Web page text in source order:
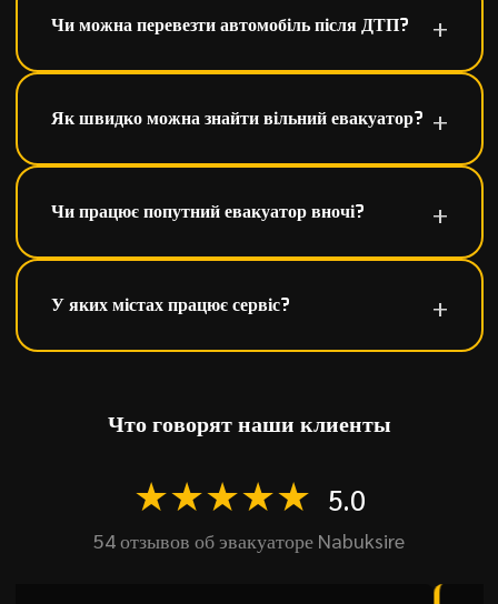
Чи можна перевезти автомобіль після ДТП?
Як швидко можна знайти вільний евакуатор?
Чи працює попутний евакуатор вночі?
У яких містах працює сервіс?
Что говорят наши клиенты
★★★★★ 5.0
54 отзывов об эвакуаторе Nabuksire